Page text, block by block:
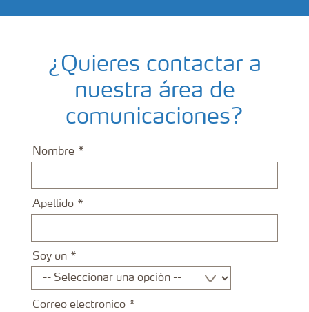
¿Quieres contactar a
nuestra área de
comunicaciones?
Nombre
Apellido
Soy un
Correo electronico